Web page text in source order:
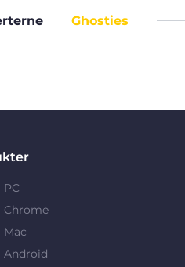
Ghosties
Chrome
Mac
Android